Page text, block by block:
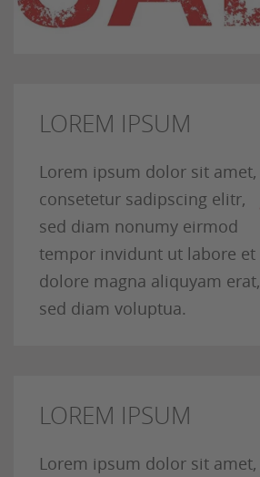
LOREM IPSUM
Lorem ipsum dolor sit amet,
consetetur sadipscing elitr,
sed diam nonumy eirmod
tempor invidunt ut labore et
dolore magna aliquyam erat,
sed diam voluptua.
LOREM IPSUM
Lorem ipsum dolor sit amet,